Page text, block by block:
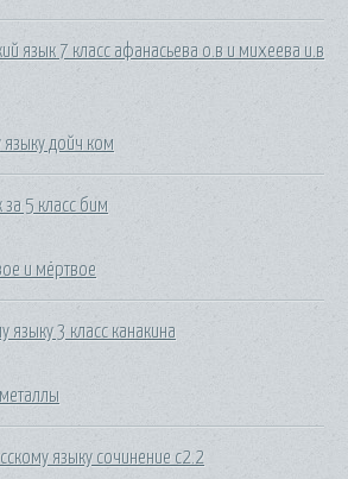
язык 7 класс афанасьева о.в и михеева и.в
дойч ком
за 5 класс бим
и мёртвое
языку 3 класс канакина
языку сочинение с2.2